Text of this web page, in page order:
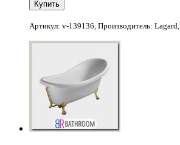
Артикул: v-139136, Производитель: